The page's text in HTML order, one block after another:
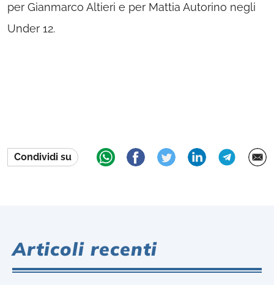
per Gianmarco Altieri e per Mattia Autorino negli
Under 12.
Condividi su
Articoli recenti